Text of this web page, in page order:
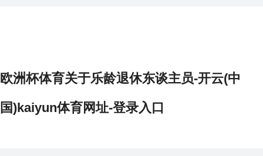
欧洲杯体育关于乐龄退休东谈主员-开云(中
国)kaiyun体育网址-登录入口